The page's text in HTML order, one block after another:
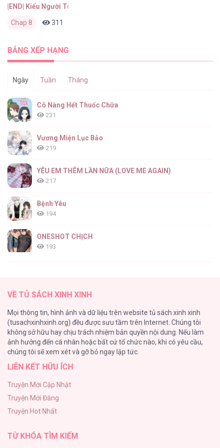
|END| Kiểu Người Tôi Ghét Chính Là Cậu
Chap 8 311
BẢNG XẾP HẠNG
Ngày Tuần Tháng
Cô Nàng Hết Thuốc Chữa
231
Vương Miện Lục Bảo
219
YÊU EM THÊM LẦN NỮA (LOVE ME AGAIN)
217
Bệnh Yêu
194
ONESHOT CHỊCH
193
184
Cuộc Sống Sung Sướng Trong Tù
140
Đứa Nhỏ Không Phải Là Con Anh
Mùa Xuân Hoa Nở
104
VỀ TỦ SÁCH XINH XINH
Mọi thông tin, hình ảnh và dữ liệu trên website tủ sách xinh xinh
(tusachxinhxinh.org) đều được sưu tầm trên Internet. Chúng tôi
không sở hữu hay chịu trách nhiệm bản quyền nội dung. Nếu làm
ảnh hưởng đến cá nhân hoặc bất cứ tổ chức nào, khi có yêu cầu,
chúng tôi sẽ xem xét và gỡ bỏ ngay lập tức.
LIÊN KẾT HỮU ÍCH
Truyện Mới Cập Nhật
Truyện Mới Đăng
Truyện Hot Nhất
TỪ KHÓA TÌM KIẾM